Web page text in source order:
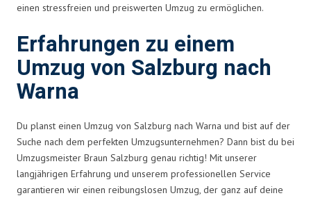
einen stressfreien und preiswerten Umzug zu ermöglichen.
Erfahrungen zu einem
Umzug von Salzburg nach
Warna
Du planst einen Umzug von Salzburg nach Warna und bist auf der
Suche nach dem perfekten Umzugsunternehmen? Dann bist du bei
Umzugsmeister Braun Salzburg genau richtig! Mit unserer
langjährigen Erfahrung und unserem professionellen Service
garantieren wir einen reibungslosen Umzug, der ganz auf deine